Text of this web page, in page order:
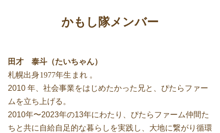
かもし隊メンバー
田才 泰斗（たいちゃん）
札幌出身1977年生まれ 。
2010 年、社会事業をはじめたかった兄と、ぴたらファー
ムを立ち上げる。
2010年〜2023年の13年にわたり、ぴたらファーム仲間た
ちと共に自給自足的な暮らしを実践し、大地に繋がり循環